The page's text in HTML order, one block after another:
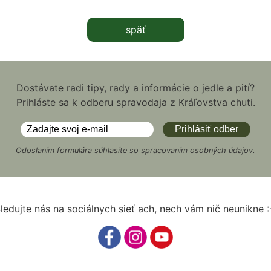
späť
Dostávate radi tipy, rady a informácie o jedle a pití?
Prihláste sa k odberu spravodaja z Kráľovstva chuti.
Odoslaním formulára súhlasíte so spracovaním osobných údajov.
nás na sociálnych sieť ach, nech vám nič neunikne